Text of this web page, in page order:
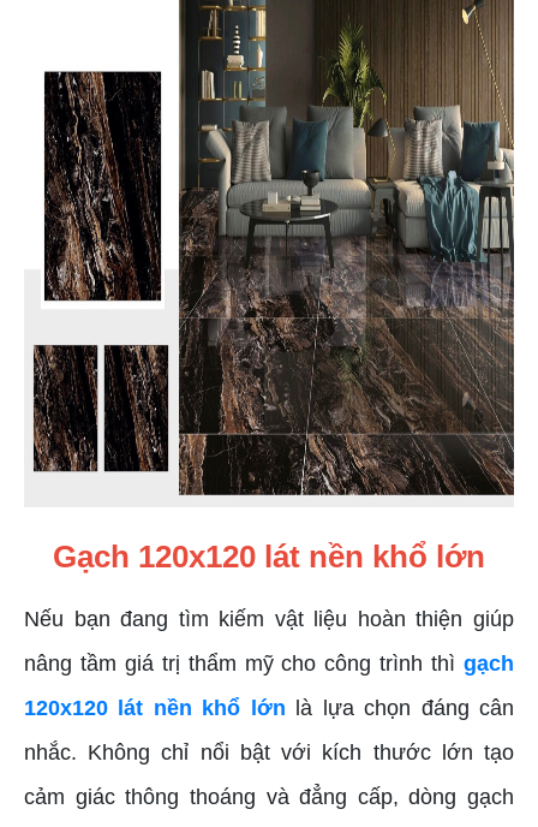
Gạch 120x120 lát nền khổ lớn
Nếu bạn đang tìm kiếm vật liệu hoàn thiện giúp
nâng tầm giá trị thẩm mỹ cho công trình thì gạch
120x120 lát nền khổ lớn là lựa chọn đáng cân
nhắc. Không chỉ nổi bật với kích thước lớn tạo
cảm giác thông thoáng và đẳng cấp, dòng gạch